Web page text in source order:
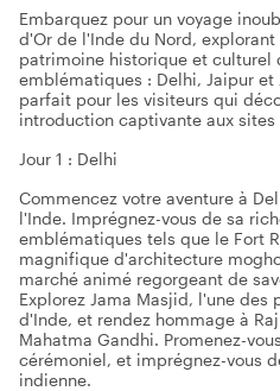
Embarquez pour un voyage
d'Or de l'Inde du Nord,
patrimoine historique et culturel
emblématiques : Delhi, Jaipur
parfait pour les visiteurs qui
introduction captivante aux
Jour 1 : Delhi
Commencez votre aventure à
l'Inde. Imprégnez-vous de sa
emblématiques tels que le Fort
magnifique d'architecture
marché animé regorgeant de
Explorez Jama Masjid, l'une des
d'Inde, et rendez hommage à
Mahatma Gandhi. Promenez-
cérémoniel, et imprégnez-vous
indienne.